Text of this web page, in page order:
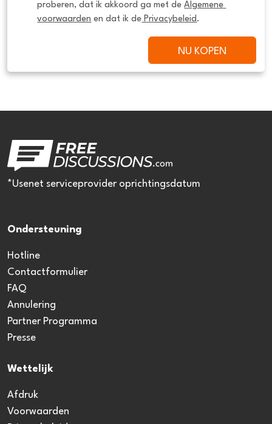
proberen, dat ik akkoord ga met de Algemene
voorwaarden en dat ik de Privacybeleid .
NU KOPEN
*Usenet serviceprovider oprichtingsdatum
Ondersteuning
Hotline
Contactformulier
FAQ
Annulering
Partner Programma
Presse
Wettelijk
Afdruk
Voorwaarden